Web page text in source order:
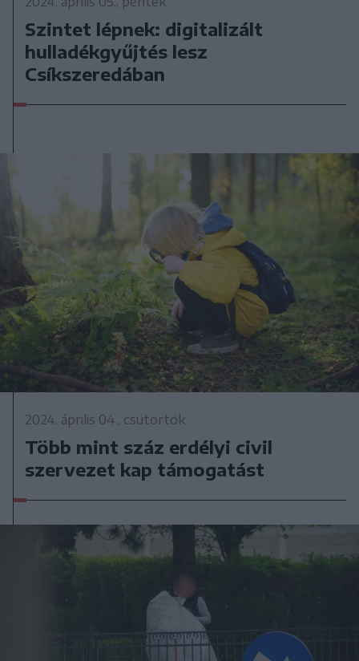
Szintet lépnek: digitalizált
hulladékgyűjtés lesz
Csíkszeredában
2024. április 04., csütörtök
Több mint száz erdélyi civil
szervezet kap támogatást